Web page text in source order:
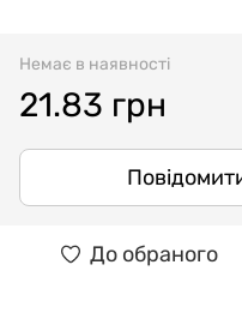
Немає в наявності
21.83 грн
До обраного